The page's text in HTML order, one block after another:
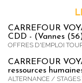
CARREFOUR
CDD - (Vannes
OFFRES D'EMPLOI
CARREFOUR
ressources
ALTERNANCE / STAGES